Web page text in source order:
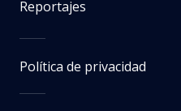
Reportajes
Política de privacidad